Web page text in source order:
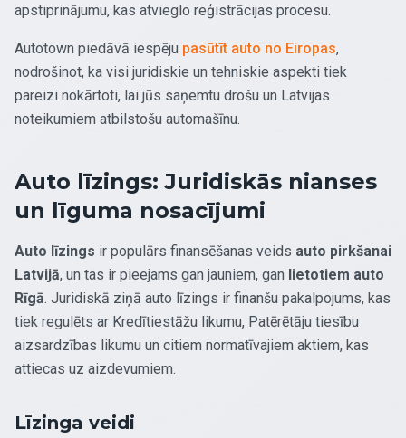
apstiprinājumu, kas atvieglo reģistrācijas procesu.
Autotown piedāvā iespēju pasūtīt auto no Eiropas,
nodrošinot, ka visi juridiskie un tehniskie aspekti tiek
pareizi nokārtoti, lai jūs saņemtu drošu un Latvijas
noteikumiem atbilstošu automašīnu.
Auto līzings: Juridiskās nianses
un līguma nosacījumi
Auto līzings ir populārs finansēšanas veids auto pirkšanai
Latvijā, un tas ir pieejams gan jauniem, gan lietotiem auto
Rīgā. Juridiskā ziņā auto līzings ir finanšu pakalpojums, kas
tiek regulēts ar Kredītiestāžu likumu, Patērētāju tiesību
aizsardzības likumu un citiem normatīvajiem aktiem, kas
attiecas uz aizdevumiem.
Līzinga veidi